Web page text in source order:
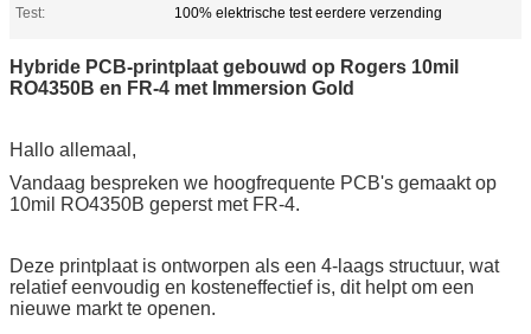
Test: 100% elektrische test eerdere verzending
Hybride PCB-printplaat gebouwd op Rogers 10mil
RO4350B en FR-4 met Immersion Gold
Hallo allemaal,
Vandaag bespreken we hoogfrequente PCB's gemaakt op
10mil RO4350B geperst met FR-4.
Deze printplaat is ontworpen als een 4-laags structuur, wat
relatief eenvoudig en kosteneffectief is, dit helpt om een
nieuwe markt te openen.